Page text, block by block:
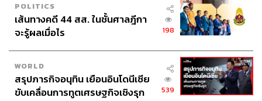
POLITICS
เส้นทางคดี 44 สส. ในชั้นศาลฎีกา
จะรู้ผลเมื่อไร
198
WORLD
สรุปภารกิจอนุทิน เยือนอินโดนีเซีย
ขับเคลื่อนการทูตเศรษฐกิจเชิงรุก
539